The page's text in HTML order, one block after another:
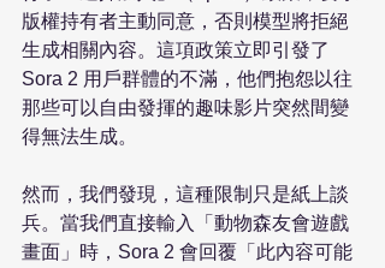
版權持有者主動同意，否則模型將拒絕
生成相關內容。這項政策立即引發了
Sora 2 用戶群體的不滿，他們抱怨以往
那些可以自由發揮的趣味影片突然間變
得無法生成。
然而，我們發現，這種限制只是紙上談
兵。當我們直接輸入「動物森友會遊戲
畫面」時，Sora 2 會回覆「此內容可能